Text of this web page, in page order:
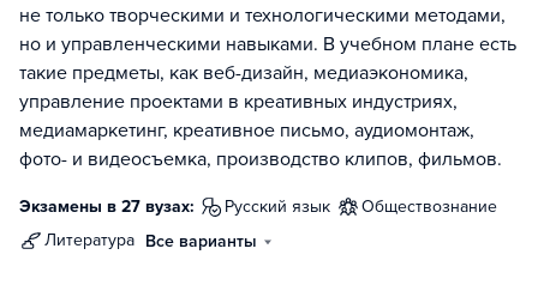
не только творческими и технологическими методами,
но и управленческими навыками. В учебном плане есть
такие предметы, как веб-дизайн, медиаэкономика,
управление проектами в креативных индустриях,
медиамаркетинг, креативное письмо, аудиомонтаж,
фото- и видеосъемка, производство клипов, фильмов.
Экзамены в 27 вузах: русский язык
обществознание
литература Все варианты